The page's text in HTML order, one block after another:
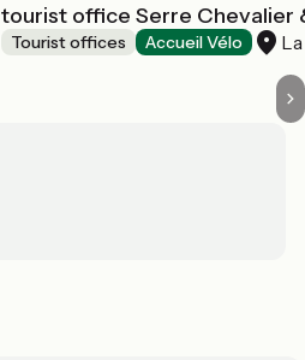
tourist office Serre Chevalier
Tourist offices Accueil Vélo